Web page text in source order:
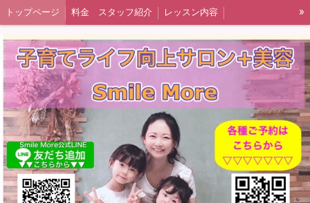
トップページ 料金 スタッフ紹介 レッスン内容
親子農業体験(奈良広陵町) こども洋裁教室 大人の洋裁教室 出張レッスン 大阪
発酵料理教室 予約・お問い合わせ 提供企業様ご紹介
»